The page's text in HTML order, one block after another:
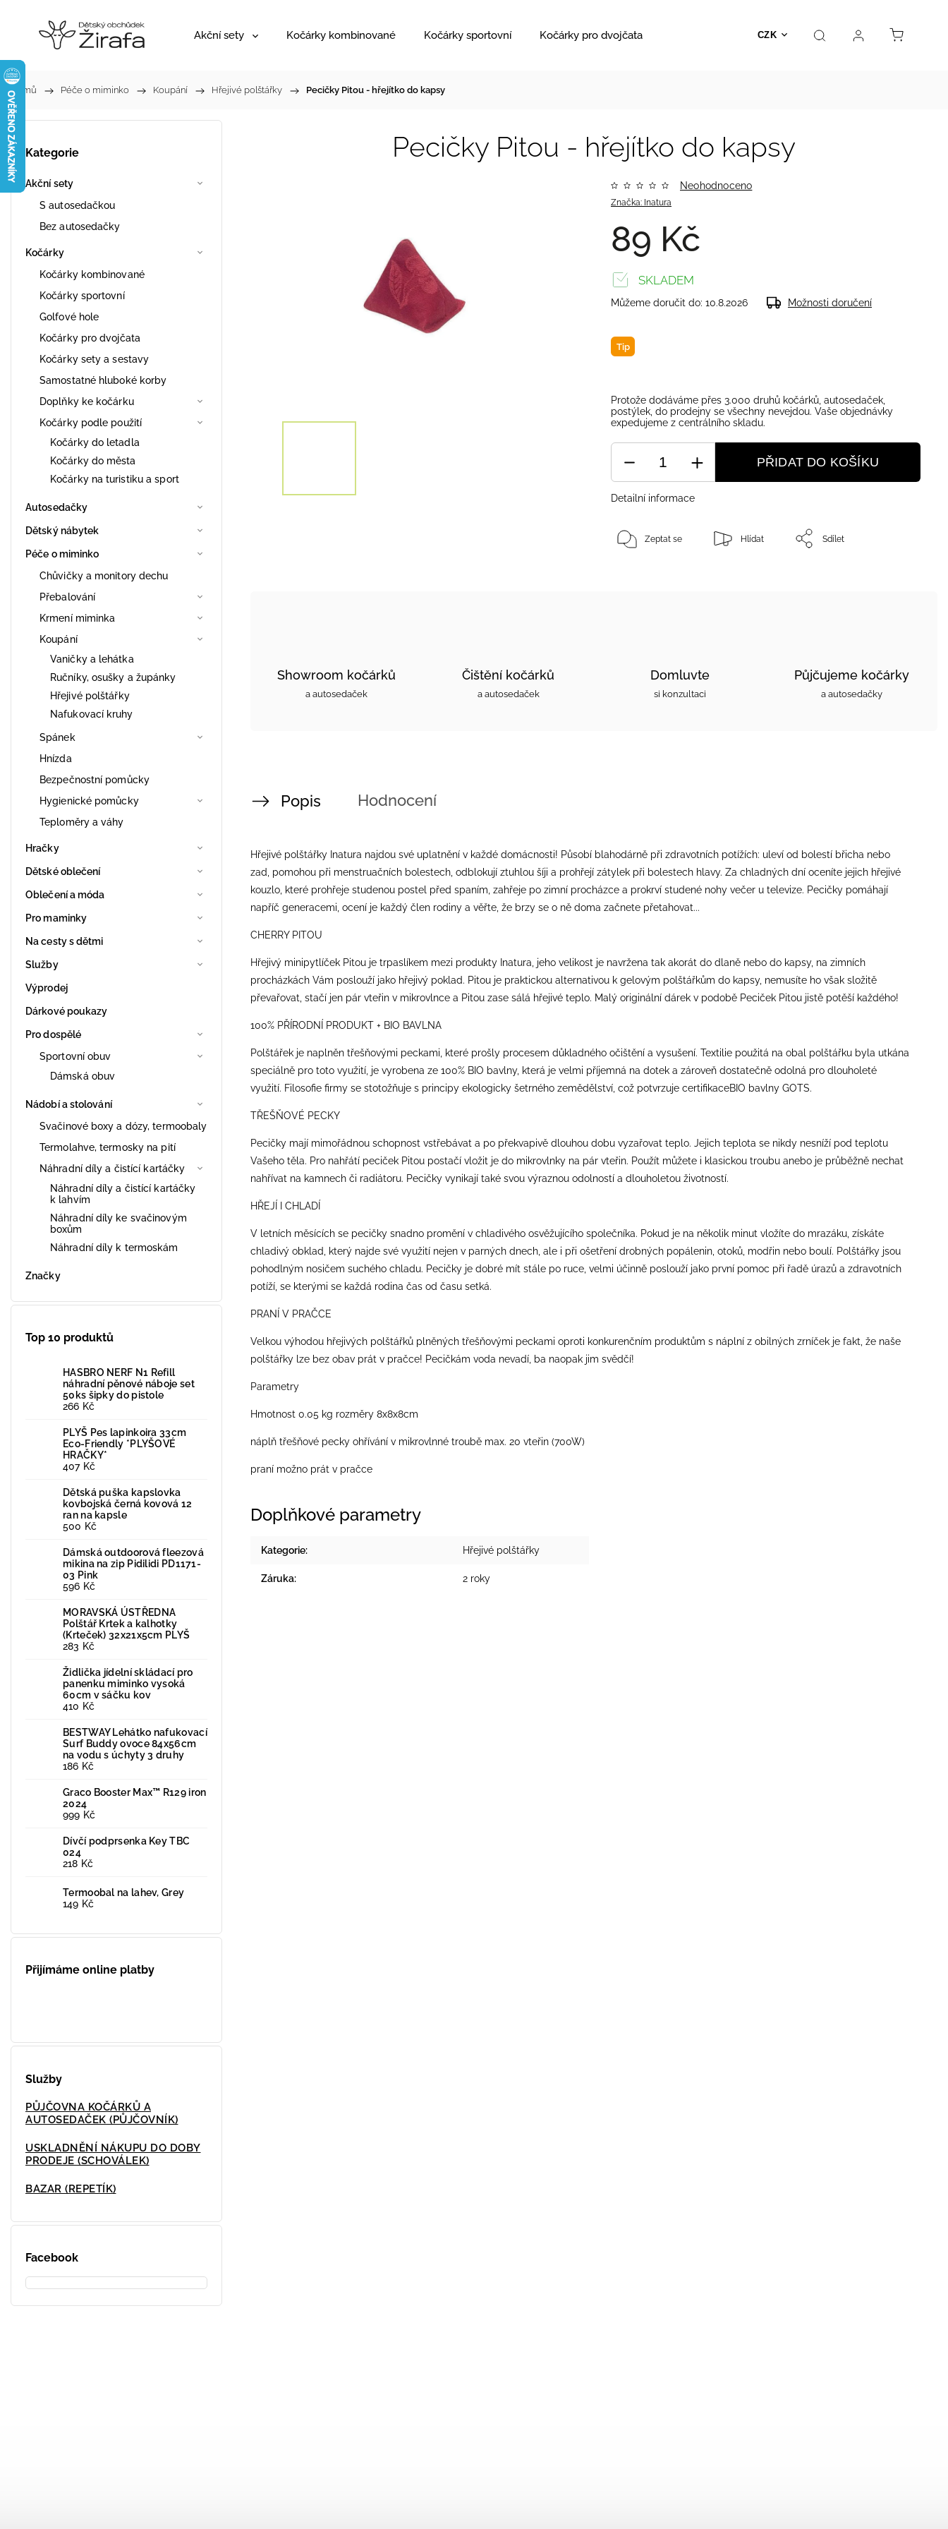
CZK
Akční sety Kočárky kombinované Kočárky sportovní Kočárky pro dvojčata Hračky Prodejna Kontakt
Domů / Péče o miminko / Koupání / Hřejivé polštářky / Pecičky Pitou - hřejítko do kapsy
Kategorie
Akční sety
S autosedačkou
Bez autosedačky
Kočárky
Kočárky kombinované
Kočárky sportovní
Golfové hole
Kočárky pro dvojčata
Kočárky sety a sestavy
Samostatné hluboké korby
Doplňky ke kočárku
Kočárky podle použití
Kočárky do letadla
Kočárky do města
Kočárky na turistiku a sport
Autosedačky
Dětský nábytek
Péče o miminko
Chůvičky a monitory dechu
Přebalování
Krmení miminka
Koupání
Vaničky a lehátka
Ručníky, osušky a župánky
Hřejivé polštářky
Nafukovací kruhy
Spánek
Hnízda
Bezpečnostní pomůcky
Hygienické pomůcky
Teploměry a váhy
Hračky
Dětské oblečení
Oblečení a móda
Pro maminky
Na cesty s dětmi
Služby
Výprodej
Dárkové poukazy
Pro dospělé
Sportovní obuv
Dámská obuv
Nádobí a stolování
Svačinové boxy a dózy, termoobaly
Termolahve, termosky na pití
Náhradní díly a čistící kartáčky
Náhradní díly a čistící kartáčky
k lahvím
Náhradní díly ke svačinovým
boxům
Náhradní díly k termoskám
Značky
Top 10 produktů
HASBRO NERF N1 Refill
náhradní pěnové náboje set
50ks šipky do pistole
266 Kč
PLYŠ Pes lapinkoira 33cm
Eco-Friendly *PLYŠOVÉ
HRAČKY*
407 Kč
Dětská puška kapslovka
kovbojská černá kovová 12
ran na kapsle
500 Kč
Dámská outdoorová fleezová
mikina na zip Pidilidi PD1171-
03 Pink
596 Kč
MORAVSKÁ ÚSTŘEDNA
Polštář Krtek a kalhotky
(Krteček) 32x21x5cm PLYŠ
283 Kč
Židlička jídelní skládací pro
panenku miminko vysoká
60cm v sáčku kov
410 Kč
BESTWAY Lehátko nafukovací
Surf Buddy ovoce 84x56cm
na vodu s úchyty 3 druhy
186 Kč
Graco Booster Max™ R129 iron
2024
999 Kč
Dívčí podprsenka Key TBC
024
218 Kč
Termoobal na lahev, Grey
149 Kč
Přijímáme online platby
Služby
PŮJČOVNA KOČÁRKŮ A
AUTOSEDAČEK (PŮJČOVNÍK)
USKLADNĚNÍ NÁKUPU DO DOBY
PRODEJE (SCHOVÁLEK)
BAZAR (REPETÍK)
Facebook
Pecičky Pitou - hřejítko do kapsy
Značka: Inatura
Neohodnoceno
89 Kč
Tip
SKLADEM
Můžeme doručit do: 10.8.2026 Možnosti doručení
Protože dodáváme přes 3.000 druhů kočárků, autosedaček,
postýlek, do prodejny se všechny nevejdou. Vaše objednávky
expedujeme z centrálního skladu.
PŘIDAT DO KOŠÍKU
Detailní informace
Zeptat se Hlídat Sdílet
Showroom kočárků
a autosedaček
Čištění kočárků
a autosedaček
Domluvte
si konzultaci
Půjčujeme kočárky
a autosedačky
Popis Hodnocení
Hřejivé polštářky Inatura najdou své uplatnění v každé domácnosti! Působí blahodárně při zdravotních potížích: uleví od bolestí břicha nebo
zad, pomohou při menstruačních bolestech, odblokují ztuhlou šíji a prohřejí zátylek při bolestech hlavy. Za chladných dní oceníte jejich hřejivé
kouzlo, které prohřeje studenou postel před spaním, zahřeje po zimní procházce a prokrví studené nohy večer u televize. Pecičky pomáhají
napříč generacemi, ocení je každý člen rodiny a věřte, že brzy se o ně doma začnete přetahovat...
CHERRY PITOU
Hřejivý minipytlíček Pitou je trpaslíkem mezi produkty Inatura, jeho velikost je navržena tak akorát do dlaně nebo do kapsy, na zimních
procházkách Vám poslouží jako hřejivý poklad. Pitou je praktickou alternativou k gelovým polštářkům do kapsy, nemusíte ho však složitě
převařovat, stačí jen pár vteřin v mikrovlnce a Pitou zase sálá hřejivé teplo. Malý originální dárek v podobě Peciček Pitou jistě potěší každého!
100% PŘÍRODNÍ PRODUKT + BIO BAVLNA
Polštářek je naplněn třešňovými peckami, které prošly procesem důkladného očištění a vysušení. Textilie použitá na obal polštářku byla utkána
speciálně pro toto využití, je vyrobena ze 100% BIO bavlny, která je velmi příjemná na dotek a zároveň dostatečně odolná pro dlouholeté
využití. Filosofie firmy se stotožňuje s principy ekologicky šetrného zemědělství, což potvrzuje certifikaceBIO bavlny GOTS.
TŘEŠŇOVÉ PECKY
Pecičky mají mimořádnou schopnost vstřebávat a po překvapivě dlouhou dobu vyzařovat teplo. Jejich teplota se nikdy nesníží pod teplotu
Vašeho těla. Pro nahřátí peciček Pitou postačí vložit je do mikrovlnky na pár vteřin. Použít můžete i klasickou troubu anebo je průběžně nechat
nahřívat na kamnech či radiátoru. Pecičky vynikají také svou výraznou odolností a dlouholetou životností.
HŘEJÍ I CHLADÍ
V letních měsících se pecičky snadno promění v chladivého osvěžujícího společníka. Pokud je na několik minut vložíte do mrazáku, získáte
chladivý obklad, který najde své využití nejen v parných dnech, ale i při ošetření drobných popálenin, otoků, modřin nebo boulí. Polštářky jsou
pohodlným nosičem suchého chladu. Pecičky je dobré mít stále po ruce, velmi účinně poslouží jako první pomoc při řadě úrazů a zdravotních
potíží, se kterými se každá rodina čas od času setká.
PRANÍ V PRAČCE
Velkou výhodou hřejivých polštářků plněných třešňovými peckami oproti konkurenčním produktům s náplní z obilných zrníček je fakt, že naše
polštářky lze bez obav prát v pračce! Pecičkám voda nevadí, ba naopak jim svědčí!
Parametry
Hmotnost 0.05 kg rozměry 8x8x8cm
náplň třešňové pecky ohřívání v mikrovlnné troubě max. 20 vteřin (700W)
praní možno prát v pračce
Doplňkové parametry
Kategorie: Hřejivé polštářky
Záruka: 2 roky